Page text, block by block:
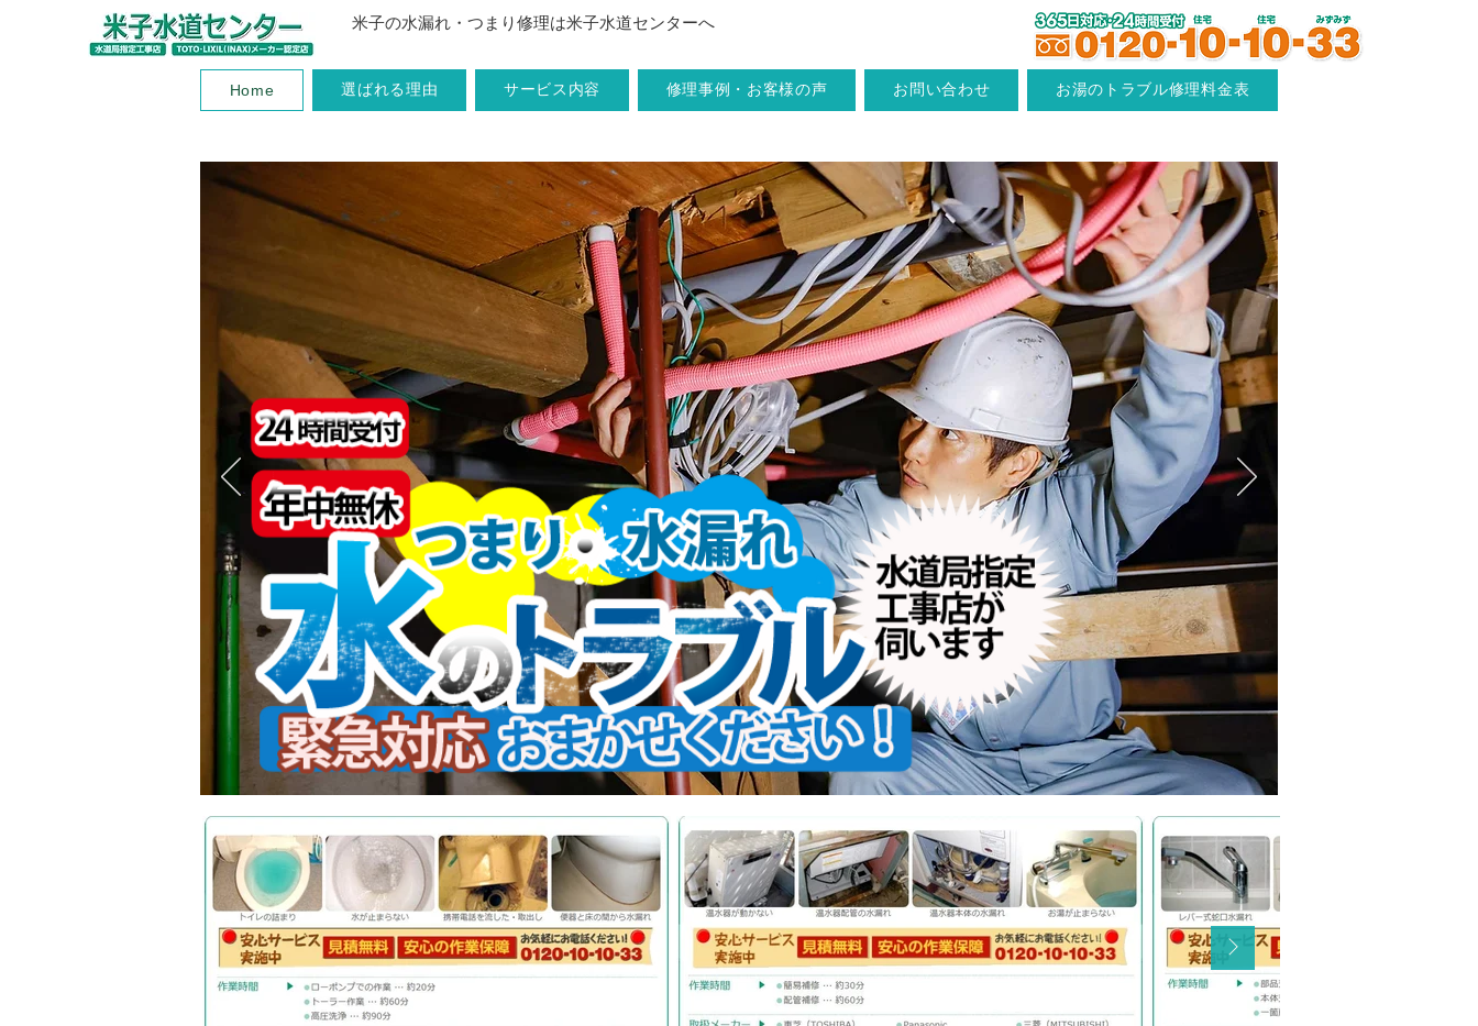
米子の水漏れ・つまり修理は米子水道センターへ
Home 選ばれる理由 サービス内容 修理事例・お客様の声 お問い合わせ お湯のトラブル修理料金表